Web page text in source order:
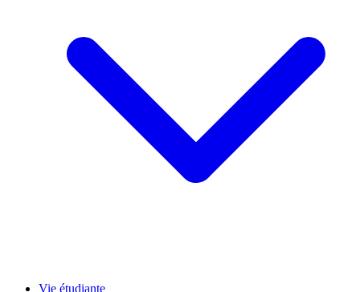
Vie étudiante